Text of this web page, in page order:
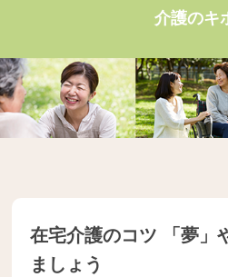
介護のキ
在宅介護のコツ 「夢」
ましょう